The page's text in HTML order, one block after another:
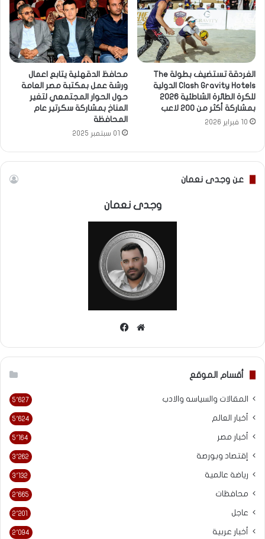
الغردقة تستضيف بطولة The
Clash Gravity Hotels الدولية
للكرة الطائرة الشاطئية 2026
بمشاركة أكثر من 200 لاعب
10 فبراير 2026
محافظ الدقهلية يتابع اعمال
ورشة عمل بمكتبة مصر العامة
حول الحوار المجتمعي لتغير
المناخ بمشاركة سكرتير عام
المحافظة
01 سبتمبر 2025
عن وجدى نعمان
وجدى نعمان
موقع
أقسام الموقع
المقالات والسياسه والادب 5٬627
أخبار العالم 5٬624
أخبار مصر 5٬164
إقتصاد وبورصة 3٬262
رياضة عالمية 3٬132
محافظات 2٬665
عاجل 2٬201
أخبار عربية 2٬094